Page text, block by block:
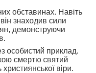
обставинах. Навіть
знаходив сили
демонструючи
особистий приклад.
смертю святий
християнської віри.